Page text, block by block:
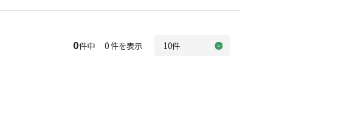
0件中 0 件を表示